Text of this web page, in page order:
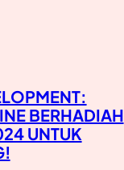
BERHADIAH
UNTUK